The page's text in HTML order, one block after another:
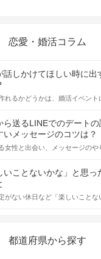
恋愛・婚活コラム
話しかけてほしい時に出
れるかどうかは、婚活イベント
ーチできるかにも左右されます
めようとしている方は、女性が
りと理解し、正しい行動に移せ
、女性が話しかけて欲しい時に
のような行動に繋げるべきかを
ら送るLINEでのデート
いメッセージのコツは？
女性と出会い、メッセージの
、中には「どう誘ったらいいの
のではないでしょうか。 そこ
でのデートの誘い方のコツをご
解説するので、ぜひ参考にして
いことないかな」と思
がない休日など「楽しいこと
ことアイデアを集めました♪ い
都道府県から探す